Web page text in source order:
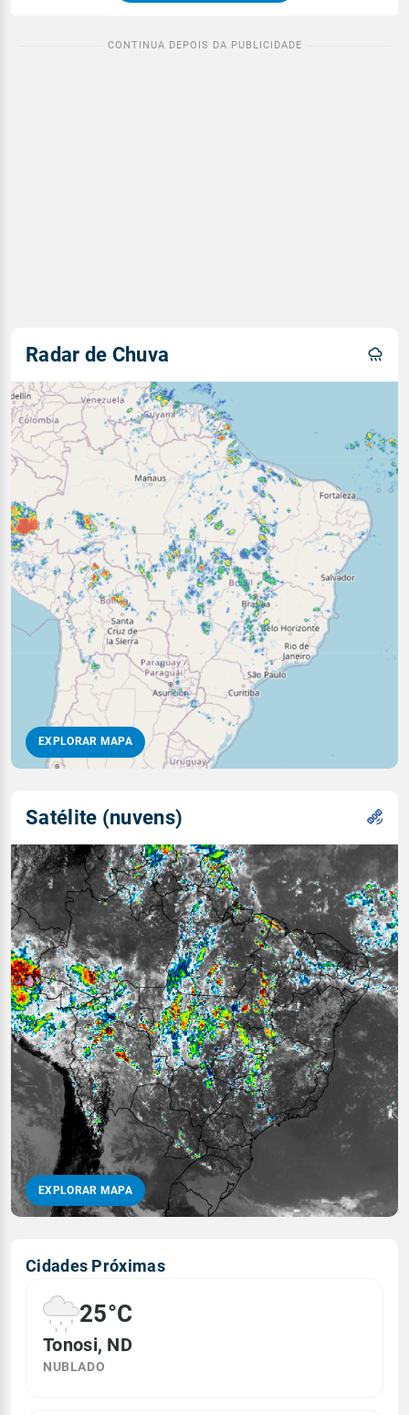
Radar de Chuva
EXPLORAR MAPA
Satélite (nuvens)
EXPLORAR MAPA
Cidades Próximas
25°C
Tonosi, ND
NUBLADO